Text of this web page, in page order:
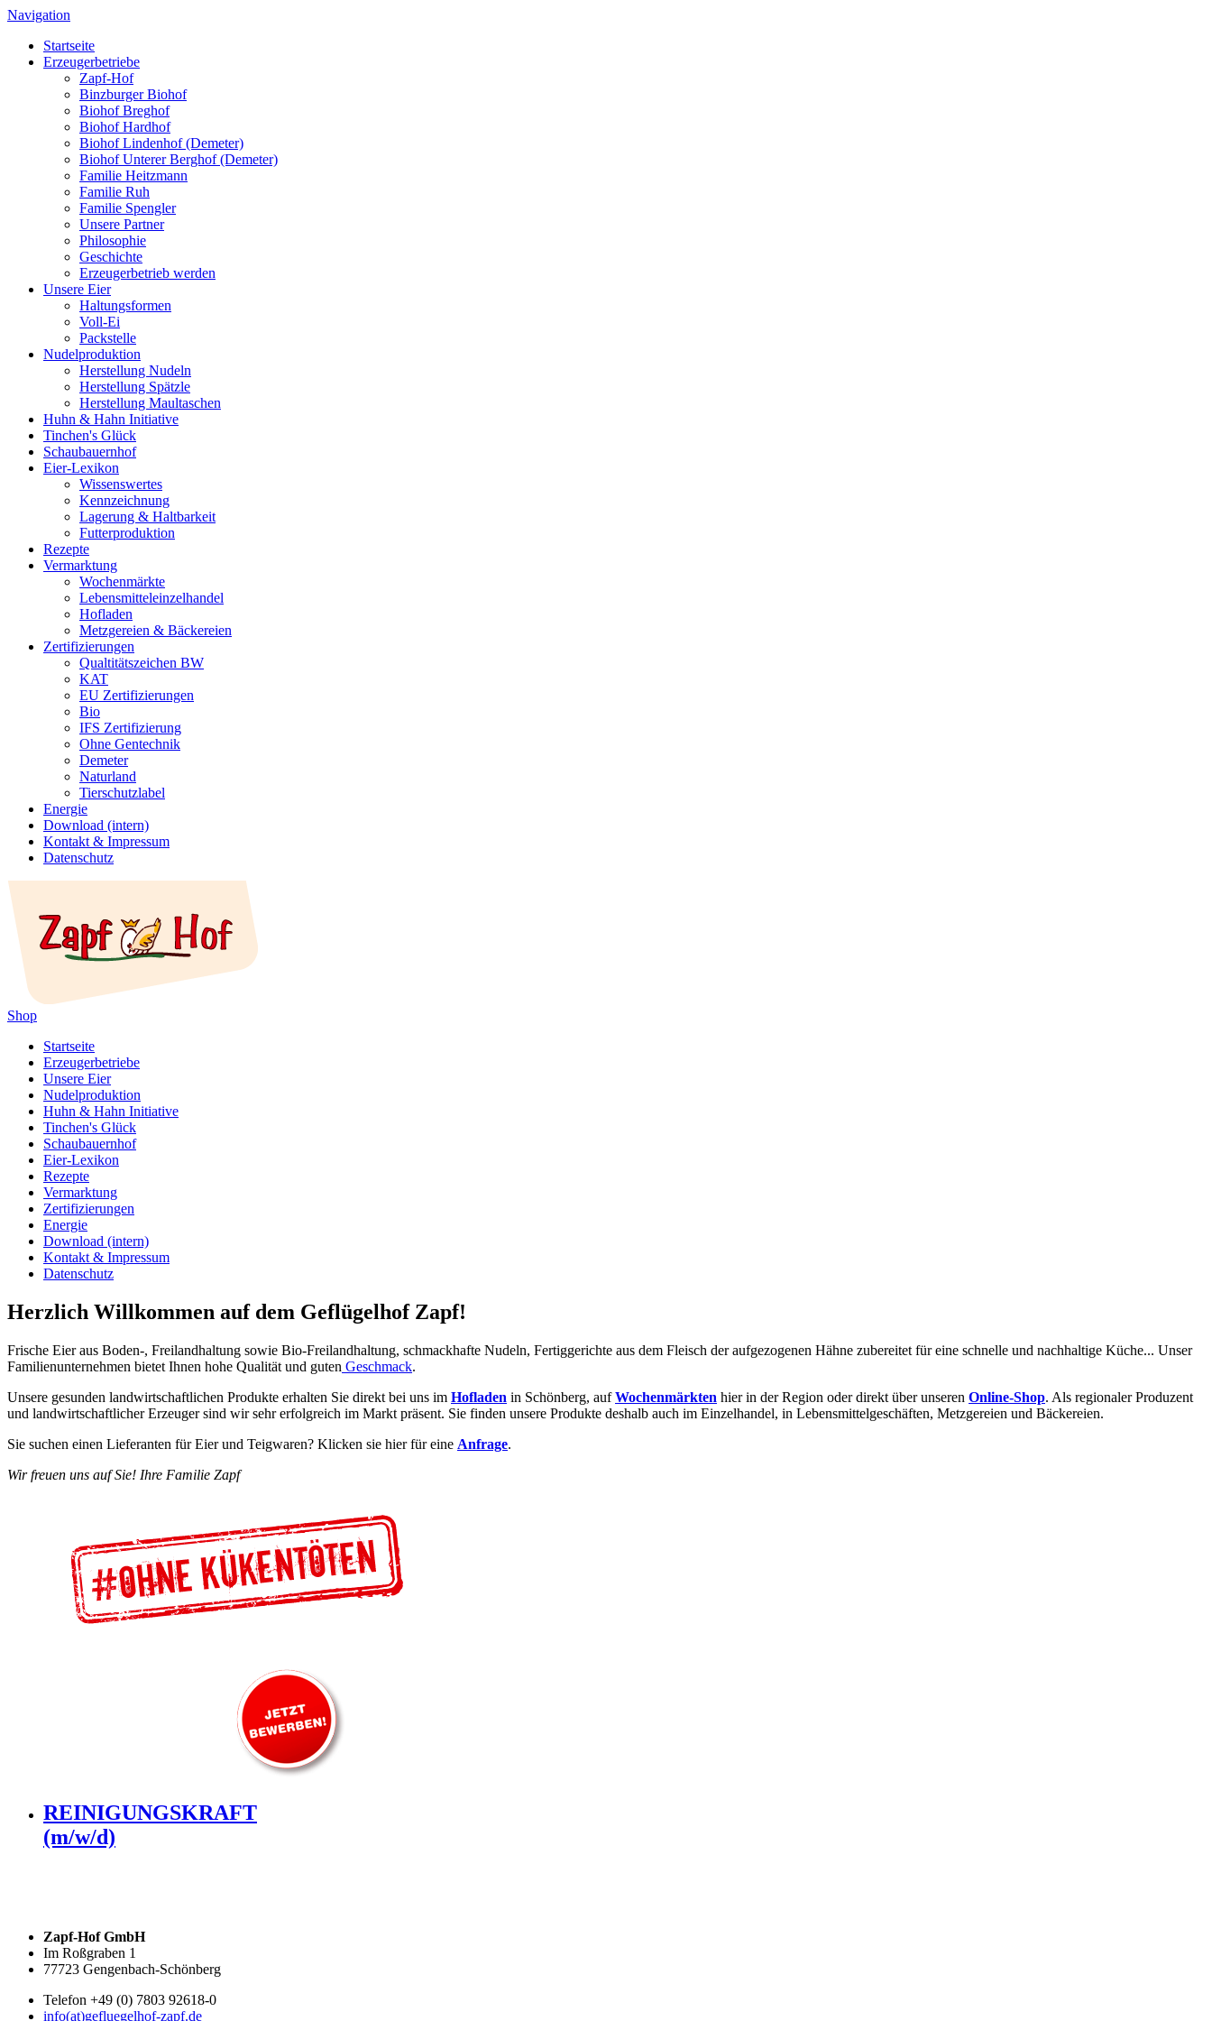
Navigation
Startseite
Erzeugerbetriebe
Zapf-Hof
Binzburger Biohof
Biohof Breghof
Biohof Hardhof
Biohof Lindenhof (Demeter)
Biohof Unterer Berghof (Demeter)
Familie Heitzmann
Familie Ruh
Familie Spengler
Unsere Partner
Philosophie
Geschichte
Erzeugerbetrieb werden
Unsere Eier
Haltungsformen
Voll-Ei
Packstelle
Nudelproduktion
Herstellung Nudeln
Herstellung Spätzle
Herstellung Maultaschen
Huhn & Hahn Initiative
Tinchen's Glück
Schaubauernhof
Eier-Lexikon
Wissenswertes
Kennzeichnung
Lagerung & Haltbarkeit
Futterproduktion
Rezepte
Vermarktung
Wochenmärkte
Lebensmitteleinzelhandel
Hofladen
Metzgereien & Bäckereien
Zertifizierungen
Qualtitätszeichen BW
KAT
EU Zertifizierungen
Bio
IFS Zertifizierung
Ohne Gentechnik
Demeter
Naturland
Tierschutzlabel
Energie
Download (intern)
Kontakt & Impressum
Datenschutz
Shop
Startseite
Erzeugerbetriebe
Unsere Eier
Nudelproduktion
Huhn & Hahn Initiative
Tinchen's Glück
Schaubauernhof
Eier-Lexikon
Rezepte
Vermarktung
Zertifizierungen
Energie
Download (intern)
Kontakt & Impressum
Datenschutz
Herzlich Willkommen auf dem Geflügelhof Zapf!
Frische Eier aus Boden-, Freilandhaltung sowie Bio-Freilandhaltung, schmackhafte Nudeln, Fertiggerichte aus dem Fleisch der aufgezogenen Hähne zubereitet für eine schnelle und nachhaltige Küche... Unser
Familienunternehmen bietet Ihnen hohe Qualität und guten Geschmack.
Unsere gesunden landwirtschaftlichen Produkte erhalten Sie direkt bei uns im Hofladen in Schönberg, aufWochenmärkten hier in der Region oder direkt über unseren Online-Shop. Als regionaler Produzent
und land­wirtschaftlicher Erzeuger sind wir sehr erfolgreich im Markt präsent. Sie finden unsere Produkte deshalb auch im Einzelhandel, in Lebensmittelgeschäften, Metzgereien und Bäckereien.
Sie suchen einen Lieferanten für Eier und Teigwaren? Klicken sie hier für eine Anfrage.
Wir freuen uns auf Sie! Ihre Familie Zapf
REINIGUNGSKRAFT
(m/w/d)
Zapf-Hof GmbH
Im Roßgraben 1
77723 Gengenbach-Schönberg
Telefon +49 (0) 7803 92618-0
info(at)gefluegelhof-zapf.de